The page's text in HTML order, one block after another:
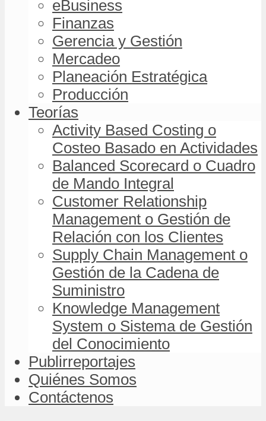
eBusiness
Finanzas
Gerencia y Gestión
Mercadeo
Planeación Estratégica
Producción
Teorías
Activity Based Costing o
Costeo Basado en Actividades
Balanced Scorecard o Cuadro
de Mando Integral
Customer Relationship
Management o Gestión de
Relación con los Clientes
Supply Chain Management o
Gestión de la Cadena de
Suministro
Knowledge Management
System o Sistema de Gestión
del Conocimiento
Publirreportajes
Quiénes Somos
Contáctenos